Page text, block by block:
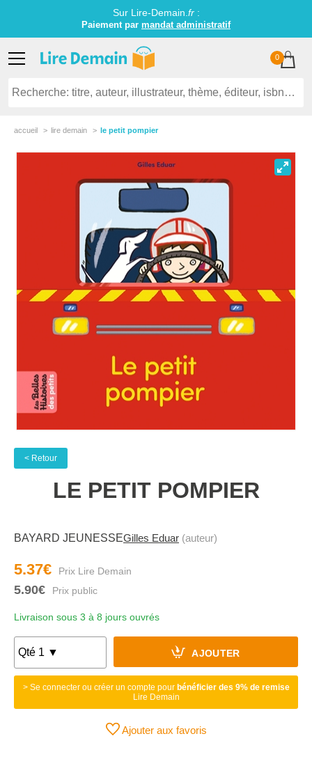
Sur Lire-Demain. fr:
Paiement par mandat administratif
0
accueil lire demain le petit pompier
< Retour
LE PETIT POMPIER
BAYARD JEUNESSEGilles Eduar (auteur)
5.37€
5.90€
Livraison sous 3 à 8 jours ouvrés
AJOUTER
> Se connecter ou créer un compte pour bénéficier des 9% de remise
Lire Demain
Ajouter aux favoris